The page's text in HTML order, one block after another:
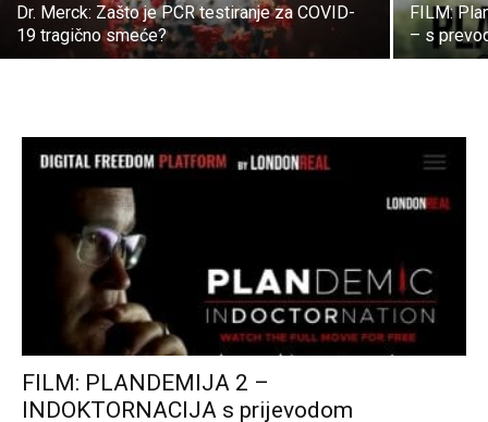
Dr. Merck: Zašto je PCR testiranje za COVID-
19 tragično smeće?
FILM:
– s
FILM: PLANDEMIJA 2 –
INDOKTORNACIJA s prijevodom